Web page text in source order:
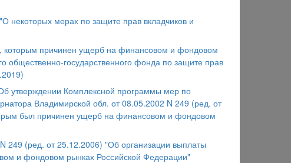
некоторых мерах по защите прав вкладчиков и
которым причинен ущерб на финансовом и фондовом
государственного фонда по защите прав
утверждении Комплексной программы мер по
Владимирской обл. от 08.05.2002 N 249 (ред. от
был причинен ущерб на финансовом и фондовом
249 (ред. от 25.12.2006) "Об организации выплаты
и фондовом рынках Российской Федерации"